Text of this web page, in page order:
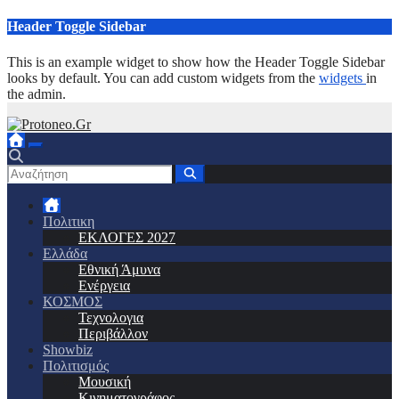
Μετάβαση
περιεχόμενο
Header Toggle Sidebar
This is an example widget to show how the Header Toggle Sidebar
looks by default. You can add custom widgets from the widgets in
the admin.
Πολιτικη
ΕΚΛΟΓΕΣ 2027
Ελλάδα
Εθνική Άμυνα
Ενέργεια
ΚΟΣΜΟΣ
Τεχνολογια
Περιβάλλον
Showbiz
Πολιτισμός
Μουσική